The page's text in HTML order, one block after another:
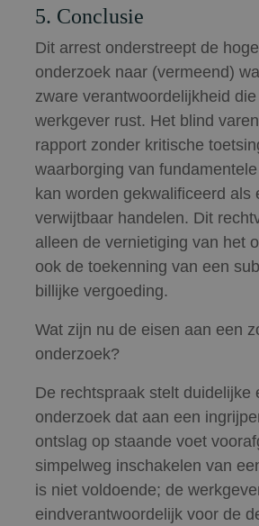
5. Conclusie
Dit arrest onderstreept de
onderzoek naar (vermeend)
zware verantwoordelijkheid
werkgever rust. Het blind
rapport zonder kritische
waarborging van
kan worden gekwalificeerd als
verwijtbaar handelen. Dit
alleen de vernietiging van het
ook de toekenning van een
billijke vergoeding.
Wat zijn nu de eisen aan een
onderzoek?
De rechtspraak stelt duidelijke
onderzoek dat aan een
ontslag op staande voet
simpelweg inschakelen van
is niet voldoende; de
eindverantwoordelijk voor de